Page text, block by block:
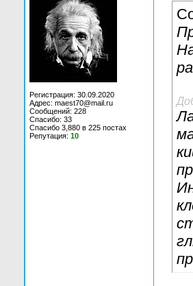
Регистрация: 30.09.2020
Адрес: maest70@mail.ru
Сообщений: 228
Спасибо: 33
Спасибо 3,880 в 225 постах
Репутация: 10